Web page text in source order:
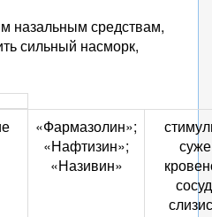
назальным средствам,
сильный насморк,
«Фармазолин»;
«Нафтизин»;
«Називин»